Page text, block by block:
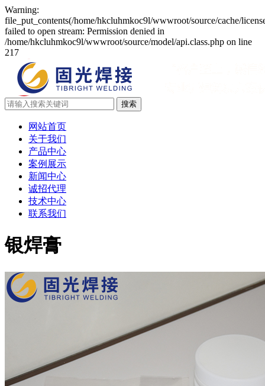
Warning:
file_put_contents(/home/hkcluhmkoc9l/wwwroot/source/cache/
failed to open stream: Permission denied in
/home/hkcluhmkoc9l/wwwroot/source/model/api.class.php on line
217
网站首页
关于我们
产品中心
案例展示
新闻中心
诚招代理
技术中心
联系我们
银焊膏